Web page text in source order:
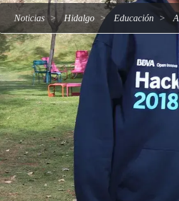
Noticias Hidalgo Educación